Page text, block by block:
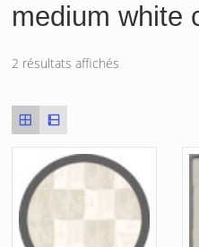
medium white
2 résultats affichés